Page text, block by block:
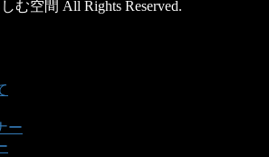
む空間 All Rights Reserved.
ー